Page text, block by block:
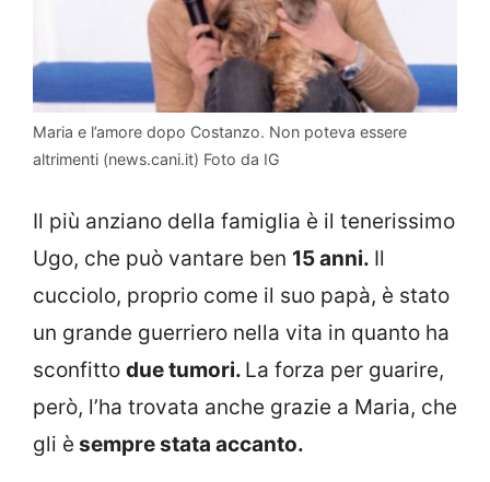
Maria e l’amore dopo Costanzo. Non poteva essere
altrimenti (news.cani.it) Foto da IG
Il più anziano della famiglia è il tenerissimo
Ugo, che può vantare ben 15 anni. Il
cucciolo, proprio come il suo papà, è stato
un grande guerriero nella vita in quanto ha
sconfitto due tumori. La forza per guarire,
però, l’ha trovata anche grazie a Maria, che
gli è sempre stata accanto.